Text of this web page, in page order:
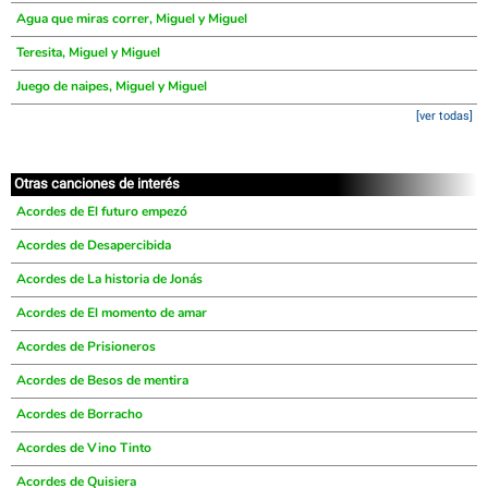
Agua que miras correr, Miguel y Miguel
Teresita, Miguel y Miguel
Juego de naipes, Miguel y Miguel
[ver todas]
Otras canciones de interés
Acordes de El futuro empezó
Acordes de Desapercibida
Acordes de La historia de Jonás
Acordes de El momento de amar
Acordes de Prisioneros
Acordes de Besos de mentira
Acordes de Borracho
Acordes de Vino Tinto
Acordes de Quisiera